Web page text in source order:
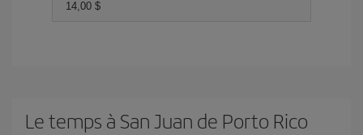
14,00 $
Le temps à San Juan de Porto Rico